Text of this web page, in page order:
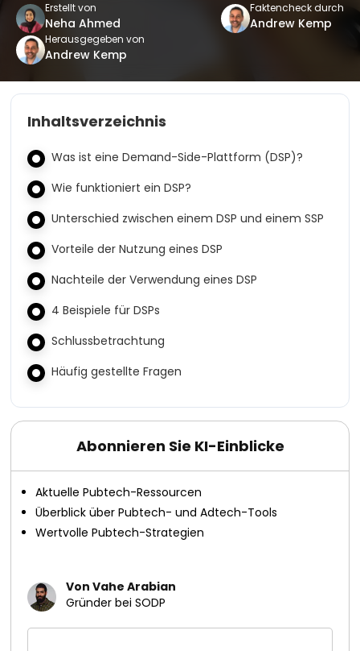
Erstellt von
Neha Ahmed
Faktencheck durch
Andrew Kemp
Herausgegeben von
Andrew Kemp
Inhaltsverzeichnis
Was ist eine Demand-Side-Plattform (DSP)?
Wie funktioniert ein DSP?
Unterschied zwischen einem DSP und einem SSP
Vorteile der Nutzung eines DSP
Nachteile der Verwendung eines DSP
4 Beispiele für DSPs
Schlussbetrachtung
Häufig gestellte Fragen
Abonnieren Sie KI-Einblicke
Aktuelle Pubtech-Ressourcen
Überblick über Pubtech- und Adtech-Tools
Wertvolle Pubtech-Strategien
Von Vahe Arabian
Gründer bei SODP